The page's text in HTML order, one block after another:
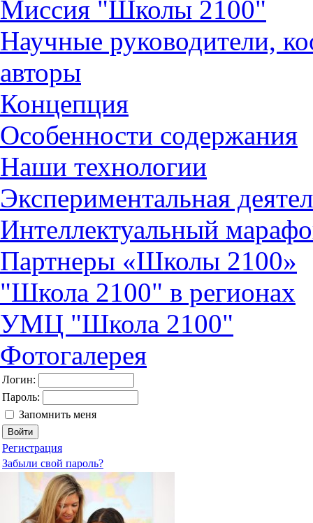
Миссия "Школы 2100"
Научные руководители,
авторы
Концепция
Особенности содержания
Наши технологии
Экспериментальная
Интеллектуальный
Партнеры «Школы 2100»
"Школа 2100" в регионах
УМЦ "Школа 2100"
Фотогалерея
Логин:
Пароль:
Запомнить меня
Регистрация
Забыли свой пароль?